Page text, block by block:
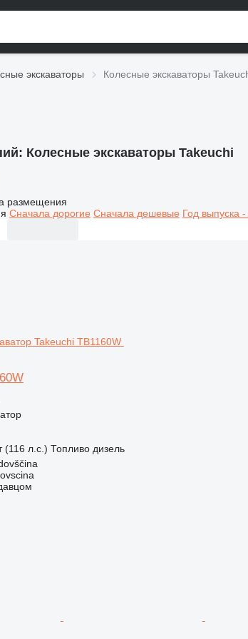
экскаваторы Колесные экскаваторы
Колесные экскаваторы Takeuchi
размещения
Сначала дорогие Сначала дешевые Год выпуска
(116 л.с.) Топливо дизель